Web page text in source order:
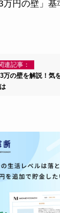
円の壁」基
連記事：
万の壁を解説！気